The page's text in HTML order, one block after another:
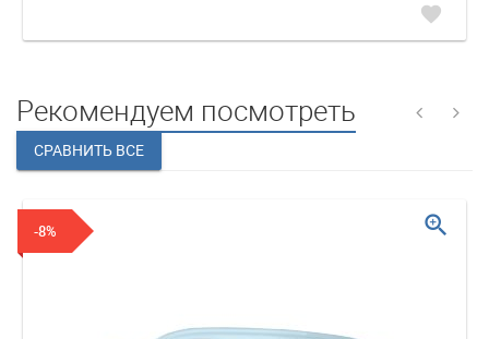
favorite
Рекомендуем посмотреть
-8% zoom_in